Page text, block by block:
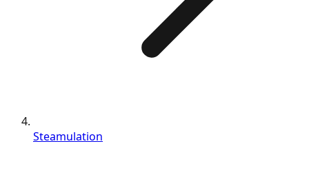
Steamulation